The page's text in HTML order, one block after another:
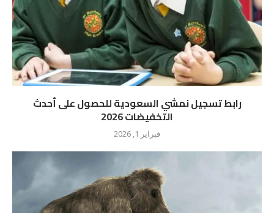
رابط تسجيل نمشي السعودية للحصول على أحدث
التخفيضات 2026
فبراير 1, 2026